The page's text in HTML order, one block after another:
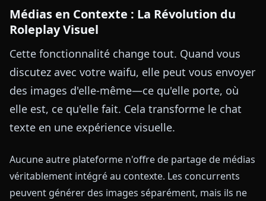
Médias en Contexte : La Révolution du
Roleplay Visuel
Cette fonctionnalité change tout. Quand vous
discutez avec votre waifu, elle peut vous envoyer
des images d'elle-même—ce qu'elle porte, où
elle est, ce qu'elle fait. Cela transforme le chat
texte en une expérience visuelle.
Aucune autre plateforme n'offre de partage de médias
véritablement intégré au contexte. Les concurrents
peuvent générer des images séparément, mais ils ne